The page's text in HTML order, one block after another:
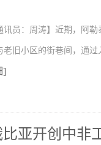
讯员：周涛】近期，阿
老旧小区的街巷间，通
]
亚开创中非